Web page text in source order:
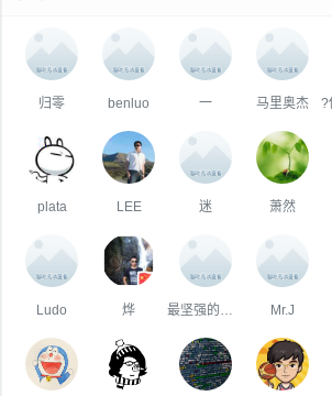
归零 benluo 一 马里奥杰
plata LEE 迷 萧然
Ludo 烨 Mr.J